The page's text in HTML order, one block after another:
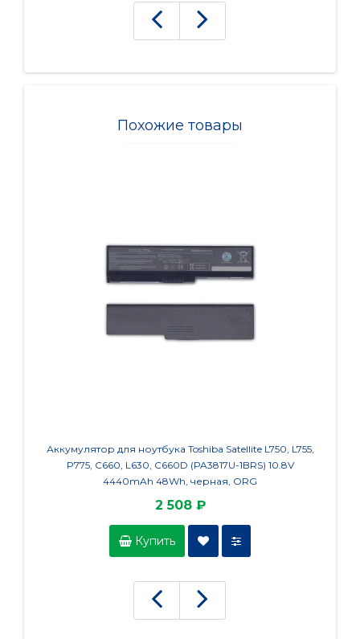
Похожие товары
Аккумулятор для ноутбука Toshiba Satellite L750, L755,
P775, C660, L630, C660D (PA3817U-1BRS) 10.8V
4440mAh 48Wh, черная, ORG
2 508 ₽
Купить